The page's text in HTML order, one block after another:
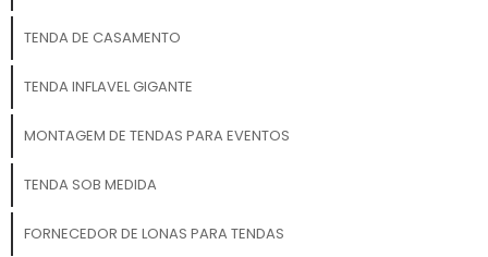
TENDA DE CASAMENTO
TENDA INFLAVEL GIGANTE
MONTAGEM DE TENDAS PARA EVENTOS
TENDA SOB MEDIDA
FORNECEDOR DE LONAS PARA TENDAS